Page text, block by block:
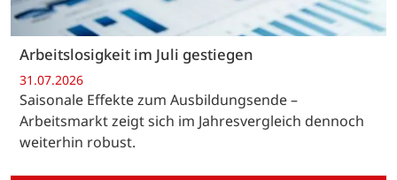
Arbeitslosigkeit im Juli gestiegen
31.07.2026
Saisonale Effekte zum Ausbildungsende –
Arbeitsmarkt zeigt sich im Jahresvergleich dennoch
weiterhin robust.